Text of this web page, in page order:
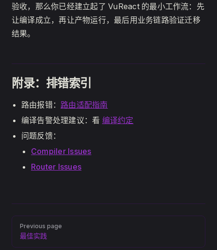
验收，那么你已经建立起了 VuReact 的最小工作流：先
让编译成立，再让产物运行，最后用业务链路验证迁移
结果。
附录：排错索引
路由报错： 路由适配指南
编译告警处理建议：看 编译约定
问题反馈：
Compiler Issues
Router Issues
Pager
Previous page
最佳实践